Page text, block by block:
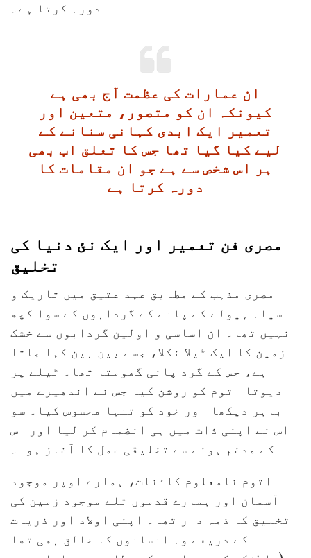
دورہ کرتا ہے۔
ان عمارات کی عظمت آج بھی ہے
کیونکہ ان کو متصور، متعین اور
تعمیر ایک ابدی کہانی سنانے کے
لیے کیا گیا تھا جس کا تعلق اب بھی
ہر اس شخص سے ہے جو ان مقامات کا
دورہ کرتا ہے
مصری فن تعمیر اور ایک نئ دنیا کی
تخلیق
مصری مذہب کے مطابق عہد عتیق میں تاریک و
سیاہ ہیولے کے پانے کے گردابوں کے سوا کچھ
نہیں تھا۔ ان اساسی و اولین گردابوں سے خشک
زمین کا ایک ٹیلا نکلا، جسے بین بین کہا جاتا
ہے، جس کے گرد پانی گھومتا تھا۔ ٹیلے پر
دیوتا اتوم کو روشن کیا جس نے اندھیرے میں
باہر دیکھا اور خود کو تنہا محسوس کیا۔ سو
اس نے اپنی ذات میں ہی انضمام کر لیا اور اس
کے مدغم ہونے سے تخلیقی عمل کا آغاز ہوا۔
اتوم نامعلوم کائنات، ہمارے اوپر موجود
آسمان اور ہمارے قدموں تلے موجود زمین کی
تخلیق کا ذمہ دار تھا۔ اپنی اولاد اور ذریات
کے ذریعے وہ انسانوں کا خالق بھی تھا